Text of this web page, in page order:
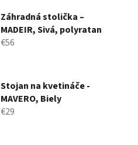
Záhradná stolička –
MADEIR, Sivá, polyratan
€56
Stojan na kvetináče -
MAVERO, Biely
€29